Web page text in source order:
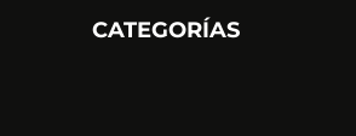
CATEGORÍAS